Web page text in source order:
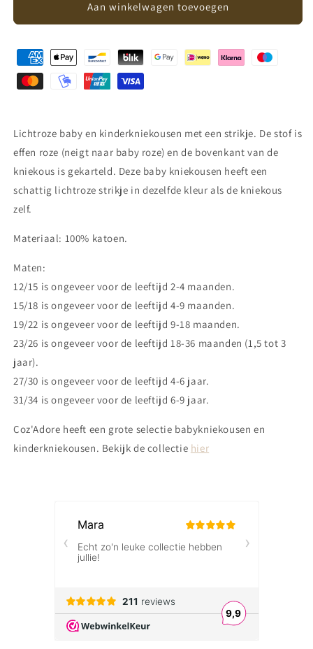
Kniekousen
-
lichtroze
Kniekousen
lichtroze
Aan winkelwagen toevoegen
Lichtroze baby en kinderkniekousen met een strikje. De stof is
effen roze (neigt naar baby roze) en de bovenkant van de
kniekous is gekarteld. Deze baby kniekousen heeft een
schattig lichtroze strikje in dezelfde kleur als de kniekous
zelf.
Materiaal: 100% katoen.
Maten:
12/15 is ongeveer voor de leeftijd 2-4 maanden.
15/18 is ongeveer voor de leeftijd 4-9 maanden.
19/22 is ongeveer voor de leeftijd 9-18 maanden.
23/26 is ongeveer voor de leeftijd 18-36 maanden (1,5 tot 3
jaar).
27/30 is ongeveer voor de leeftijd 4-6 jaar.
31/34 is ongeveer voor de leeftijd 6-9 jaar.
Coz'Adore heeft een grote selectie babykniekousen en
kinderkniekousen. Bekijk de collectie hier